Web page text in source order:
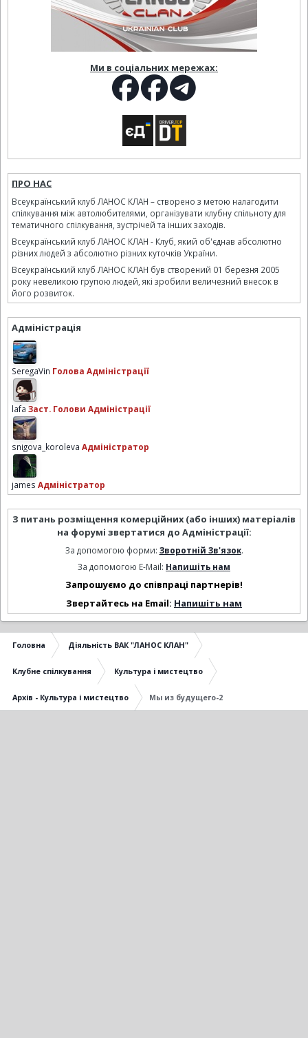
Ми в соціальних мережах:
ПРО НАС
Всеукраїнський клуб ЛАНОС КЛАН – створено з метою налагодити
спілкування між автолюбителями, організувати клубну спільноту для
тематичного спілкування, зустрічей та інших заходів.
Всеукраїнський клуб ЛАНОС КЛАН - Клуб, який об'єднав абсолютно
різних людей з абсолютно різних куточків України.
Всеукраїнський клуб ЛАНОС КЛАН був створений 01 березня 2005
року невеликою групою людей, які зробили величезний внесок в
його розвиток.
Адміністрація
SeregaVin Голова Адміністрації
lafa Заст. Голови Адміністрації
snigova_koroleva Адміністратор
james Адміністратор
З питань розміщення комерційних (або інших) матеріалів
на форумі звертатися до Адміністрації:
За допомогою форми: Зворотній Зв'язок.
За допомогою E-Mail: Напишіть нам
Запрошуємо до співпраці партнерів!
Звертайтесь на Email: Напишіть нам
Головна Діяльність ВАК "ЛАНОС КЛАН"
Клубне спілкування Культура і мистецтво
Архів - Культура і мистецтво Мы из будущего-2